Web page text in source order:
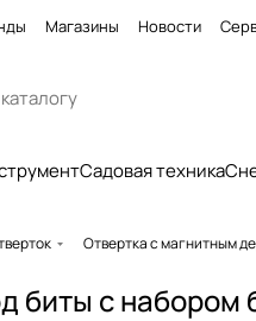
Магазины Новости
Садовая техника
Отвертка с магнитным
с набором